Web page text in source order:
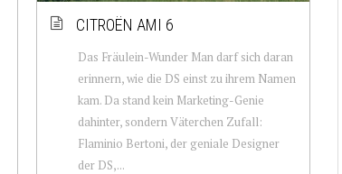
CITROËN AMI 6
Das Fräulein-Wunder Man darf sich daran
erinnern, wie die DS einst zu ihrem Namen
kam. Da stand kein Marketing-Genie
dahinter, sondern Väterchen Zufall:
Flaminio Bertoni, der geniale Designer
der DS,...